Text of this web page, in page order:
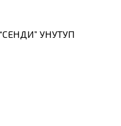
УНУТУП